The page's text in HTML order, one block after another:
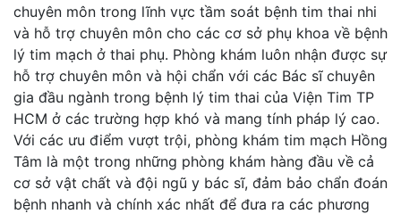
chuyên môn trong lĩnh vực tầm soát bệnh tim thai nhi
và hỗ trợ chuyên môn cho các cơ sở phụ khoa về bệnh
lý tim mạch ở thai phụ. Phòng khám luôn nhận được sự
hỗ trợ chuyên môn và hội chẩn với các Bác sĩ chuyên
gia đầu ngành trong bệnh lý tim thai của Viện Tim TP
HCM ở các trường hợp khó và mang tính pháp lý cao.
Với các ưu điểm vượt trội, phòng khám tim mạch Hồng
Tâm là một trong những phòng khám hàng đầu về cả
cơ sở vật chất và đội ngũ y bác sĩ, đảm bảo chẩn đoán
bệnh nhanh và chính xác nhất để đưa ra các phương